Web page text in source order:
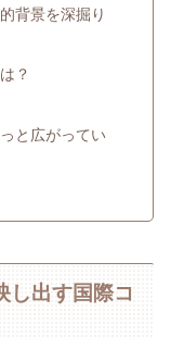
背景を深掘り
？
と広がってい
し出す国際コ